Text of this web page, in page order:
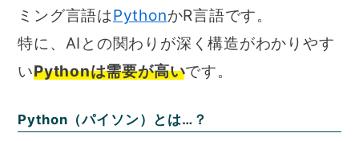
ミング言語はPythonかR言語です。
特に、AIとの関わりが深く構造がわかりやす
いPythonは需要が高いです。
Python（パイソン）とは…？